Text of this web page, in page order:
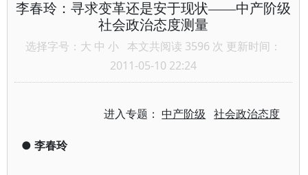
李春玲：寻求变革还是安于现状——中产阶级
社会政治态度测量
选择字号： 大 中 小 本文共阅读 3596 次 更新时间：
2011-05-10 22:24
进入专题：中产阶级 社会政治态度
● 李春玲